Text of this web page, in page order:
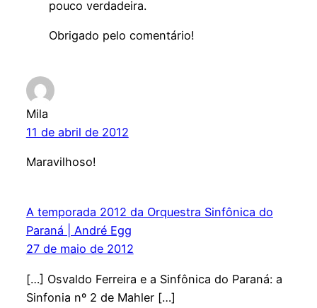
pouco verdadeira.
Obrigado pelo comentário!
Mila
11 de abril de 2012
Maravilhoso!
A temporada 2012 da Orquestra Sinfônica do
Paraná | André Egg
27 de maio de 2012
[…] Osvaldo Ferreira e a Sinfônica do Paraná: a
Sinfonia nº 2 de Mahler […]